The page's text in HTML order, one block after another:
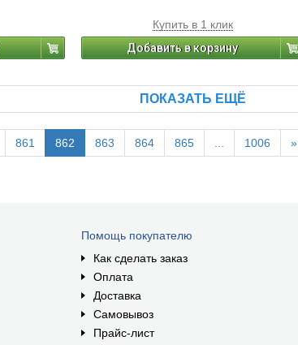
Купить в 1 клик
Добавить в корзину
ПОКАЗАТЬ ЕЩЁ
861 862 863 864 865 1006 »
Помощь покупателю
Как сделать заказ
Оплата
Доставка
Самовывоз
Прайс-лист